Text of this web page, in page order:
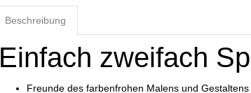
Beschreibung
Einfach zweifach
Freunde des farbenfrohen Malens und